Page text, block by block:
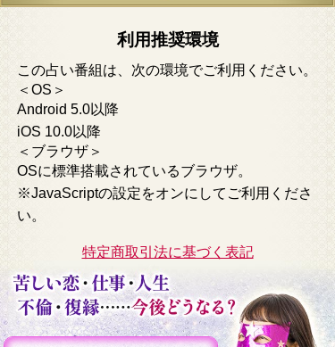
利用推奨環境
この占い番組は、次の環境でご利用ください。
＜OS＞
Android 5.0以降
iOS 10.0以降
＜ブラウザ＞
OSに標準搭載されているブラウザ。
※JavaScriptの設定をオンにしてご利用くださ
い。
特定商取引法に基づく表記